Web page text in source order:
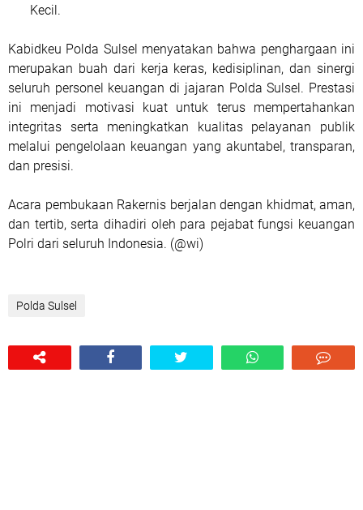
Kecil.
Kabidkeu Polda Sulsel menyatakan bahwa penghargaan ini
merupakan buah dari kerja keras, kedisiplinan, dan sinergi
seluruh personel keuangan di jajaran Polda Sulsel. Prestasi
ini menjadi motivasi kuat untuk terus mempertahankan
integritas serta meningkatkan kualitas pelayanan publik
melalui pengelolaan keuangan yang akuntabel, transparan,
dan presisi.
Acara pembukaan Rakernis berjalan dengan khidmat, aman,
dan tertib, serta dihadiri oleh para pejabat fungsi keuangan
Polri dari seluruh Indonesia. (@wi)
Polda Sulsel